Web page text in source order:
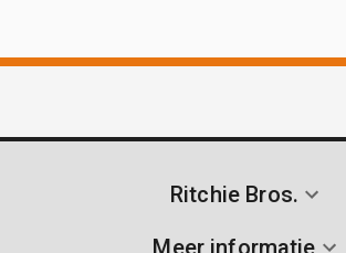
Ritchie Bros.
Meer informatie